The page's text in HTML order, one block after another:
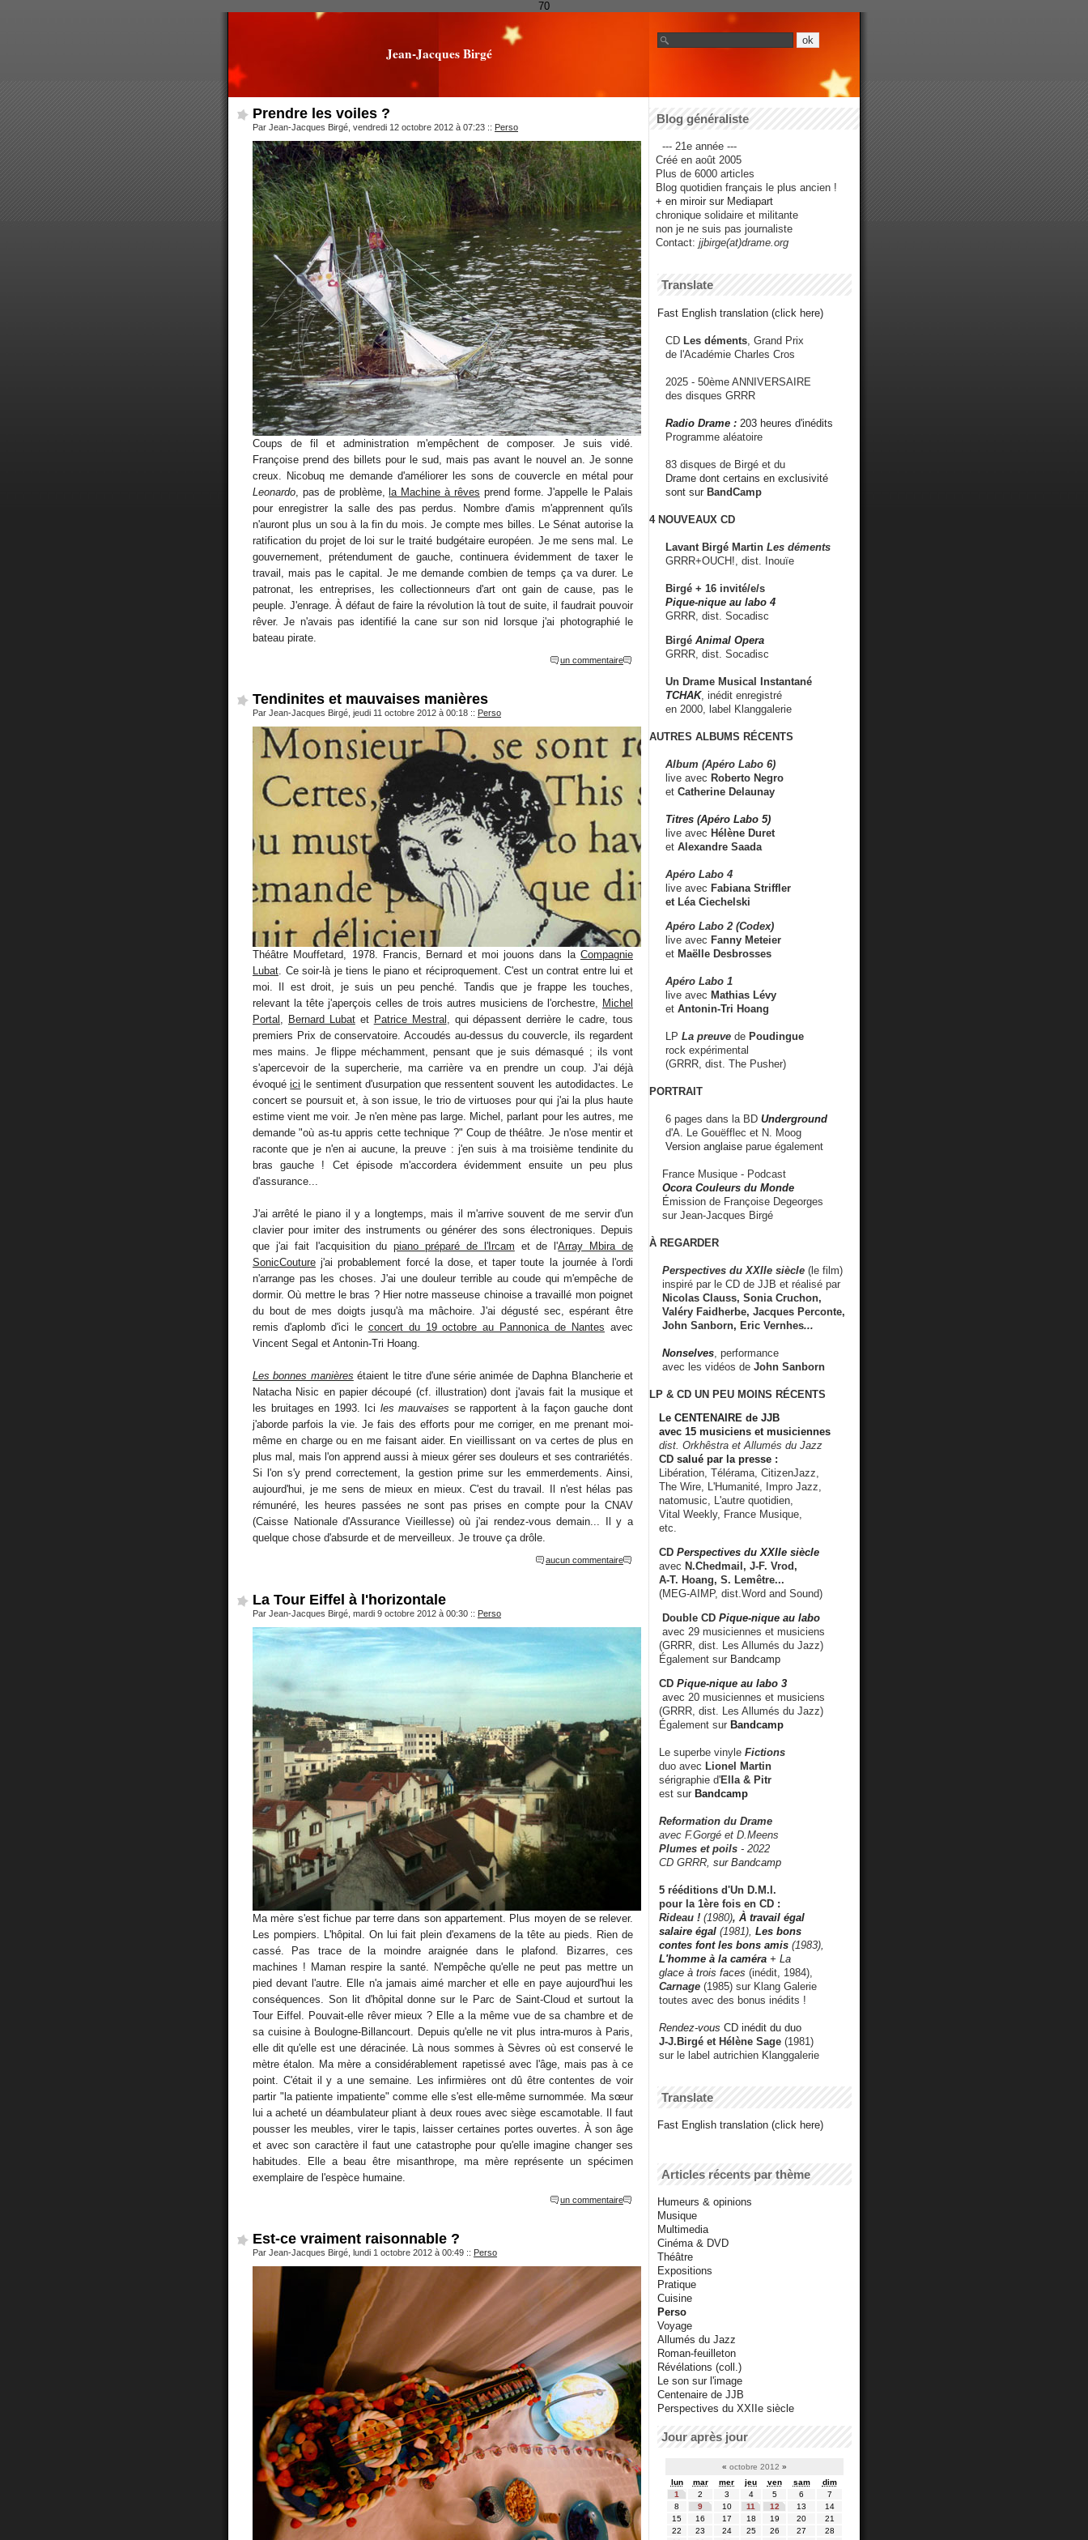
70
Jean-Jacques Birgé
Prendre les voiles ?
Par Jean-Jacques Birgé, vendredi 12 octobre 2012 à 07:23 :: Perso
Coups de fil et administration m'empêchent de composer. Je suis vidé.
Françoise prend des billets pour le sud, mais pas avant le nouvel an. Je sonne
creux. Nicobuq me demande d'améliorer les sons de couvercle en métal pour
Leonardo , pas de problème, la Machine à rêves prend forme. J'appelle le Palais
pour enregistrer la salle des pas perdus. Nombre d'amis m'apprennent qu'ils
n'auront plus un sou à la fin du mois. Je compte mes billes. Le Sénat autorise la
ratification du projet de loi sur le traité budgétaire européen. Je me sens mal. Le
gouvernement, prétendument de gauche, continuera évidemment de taxer le
travail, mais pas le capital. Je me demande combien de temps ça va durer. Le
patronat, les entreprises, les collectionneurs d'art ont gain de cause, pas le
peuple. J'enrage. À défaut de faire la révolution là tout de suite, il faudrait pouvoir
rêver. Je n'avais pas identifié la cane sur son nid lorsque j'ai photographié le
bateau pirate.
un commentaire
Tendinites et mauvaises manières
Par Jean-Jacques Birgé, jeudi 11 octobre 2012 à 00:18 :: Perso
Théâtre Mouffetard, 1978. Francis, Bernard et moi jouons dans la Compagnie
Lubat. Ce soir-là je tiens le piano et réciproquement. C'est un contrat entre lui et
moi. Il est droit, je suis un peu penché. Tandis que je frappe les touches,
relevant la tête j'aperçois celles de trois autres musiciens de l'orchestre, Michel
Portal , Bernard Lubatet Patrice Mestral , qui dépassent derrière le cadre, tous
premiers Prix de conservatoire. Accoudés au-dessus du couvercle, ils regardent
mes mains. Je flippe méchamment, pensant que je suis démasqué ; ils vont
s'apercevoir de la supercherie, ma carrière va en prendre un coup. J'ai déjà
évoquéici le sentiment d'usurpation que ressentent souvent les autodidactes. Le
concert se poursuit et, à son issue, le trio de virtuoses pour qui j'ai la plus haute
estime vient me voir. Je n'en mène pas large. Michel, parlant pour les autres, me
demande "où as-tu appris cette technique ?" Coup de théâtre. Je n'ose mentir et
raconte que je n'en ai aucune, la preuve : j'en suis à ma troisième tendinite du
bras gauche ! Cet épisode m'accordera évidemment ensuite un peu plus
d'assurance...
J'ai arrêté le piano il y a longtemps, mais il m'arrive souvent de me servir d'un
clavier pour imiter des instruments ou générer des sons électroniques. Depuis
que j'ai fait l'acquisition dupiano préparé de l'Ircam et de l'Array Mbira de
SonicCouture j'ai probablement forcé la dose, et taper toute la journée à l'ordi
n'arrange pas les choses. J'ai une douleur terrible au coude qui m'empêche de
dormir. Où mettre le bras ? Hier notre masseuse chinoise a travaillé mon poignet
du bout de mes doigts jusqu'à ma mâchoire. J'ai dégusté sec, espérant être
remis d'aplomb d'ici le concert du 19 octobre au Pannonica de Nantes avec
Vincent Segal et Antonin-Tri Hoang.
Les bonnes manières étaient le titre d'une série animée de Daphna Blancherie et
Natacha Nisic en papier découpé (cf. illustration) dont j'avais fait la musique et
les bruitages en 1993. Ici les mauvaises se rapportent à la façon gauche dont
j'aborde parfois la vie. Je fais des efforts pour me corriger, en me prenant moi-
même en charge ou en me faisant aider. En vieillissant on va certes de plus en
plus mal, mais l'on apprend aussi à mieux gérer ses douleurs et ses contrariétés.
Si l'on s'y prend correctement, la gestion prime sur les emmerdements. Ainsi,
aujourd'hui, je me sens de mieux en mieux. C'est du travail. Il n'est hélas pas
rémunéré, les heures passées ne sont pas prises en compte pour la CNAV
(Caisse Nationale d'Assurance Vieillesse) où j'ai rendez-vous demain... Il y a
quelque chose d'absurde et de merveilleux. Je trouve ça drôle.
aucun commentaire
La Tour Eiffel à l'horizontale
Par Jean-Jacques Birgé, mardi 9 octobre 2012 à 00:30 :: Perso
Ma mère s'est fichue par terre dans son appartement. Plus moyen de se relever.
Les pompiers. L'hôpital. On lui fait plein d'examens de la tête au pieds. Rien de
cassé. Pas trace de la moindre araignée dans le plafond. Bizarres, ces
machines ! Maman respire la santé. N'empêche qu'elle ne peut pas mettre un
pied devant l'autre. Elle n'a jamais aimé marcher et elle en paye aujourd'hui les
conséquences. Son lit d'hôpital donne sur le Parc de Saint-Cloud et surtout la
Tour Eiffel. Pouvait-elle rêver mieux ? Elle a la même vue de sa chambre et de
sa cuisine à Boulogne-Billancourt. Depuis qu'elle ne vit plus intra-muros à Paris,
elle dit qu'elle est une déracinée. Là nous sommes à Sèvres où est conservé le
mètre étalon. Ma mère a considérablement rapetissé avec l'âge, mais pas à ce
point. C'était il y a une semaine. Les infirmières ont dû être contentes de voir
partir "la patiente impatiente" comme elle s'est elle-même surnommée. Ma sœur
lui a acheté un déambulateur pliant à deux roues avec siège escamotable. Il faut
pousser les meubles, virer le tapis, laisser certaines portes ouvertes. À son âge
et avec son caractère il faut une catastrophe pour qu'elle imagine changer ses
habitudes. Elle a beau être misanthrope, ma mère représente un spécimen
exemplaire de l'espèce humaine.
un commentaire
Est-ce vraiment raisonnable ?
Par Jean-Jacques Birgé, lundi 1 octobre 2012 à 00:49 :: Perso
Blog généraliste
--- 21e année ---
Créé en août 2005
Plus de 6000 articles
Blog quotidien français le plus ancien !
+ en miroir sur Mediapart
chronique solidaire et militante
non je ne suis pas journaliste
Contact: jjbirge(at)drame.org
Translate
Fast English translation (click here)
CD Les déments , Grand Prix
de l'Académie Charles Cros
2025 - 50ème ANNIVERSAIRE
des disques GRRR
Radio Drame : 203 heures d'inédits
Programme aléatoire
83 disques de Birgé et du
Drame dont certains en exclusivité
sont sur BandCamp
4 NOUVEAUX CD
Lavant Birgé Martin Les déments
GRRR+OUCH!, dist. Inouïe
Birgé + 16 invité/e/s
Pique-nique au labo 4
GRRR, dist. Socadisc
Birgé Animal Opera
GRRR, dist. Socadisc
Un Drame Musical Instantané
TCHAK, inédit enregistré
en 2000, label Klanggalerie
AUTRES ALBUMS RÉCENTS
Album (Apéro Labo 6)
live avec Roberto Negro
et Catherine Delaunay
Titres (Apéro Labo 5)
live avec Hélène Duret
et Alexandre Saada
Apéro Labo 4
live avec Fabiana Striffler
et Léa Ciechelski
Apéro Labo 2 (Codex)
live avec Fanny Meteier
et Maëlle Desbrosses
Apéro Labo 1
live avec Mathias Lévy
et Antonin-Tri Hoang
LP La preuve de Poudingue
rock expérimental
(GRRR, dist. The Pusher)
PORTRAIT
6 pages dans la BD Underground
d'A. Le Gouëfflec et N. Moog
Version anglaise parue également
France Musique - Podcast
Ocora Couleurs du Monde
Émission de Françoise Degeorges
sur Jean-Jacques Birgé
À REGARDER
Perspectives du XXIIe siècle (le film)
inspiré par le CD de JJB et réalisé par
Nicolas Clauss, Sonia Cruchon,
Valéry Faidherbe, Jacques Perconte,
John Sanborn, Eric Vernhes...
Nonselves , performance
avec les vidéos de John Sanborn
LP & CD UN PEU MOINS RÉCENTS
Le CENTENAIRE de JJB
avec 15 musiciens et musiciennes
dist. Orkhêstra et Allumés du Jazz
CD salué par la presse :
Libération, Télérama, CitizenJazz,
The Wire, L'Humanité, Impro Jazz,
natomusic, L'autre quotidien,
Vital Weekly, France Musique,
etc.
CD Perspectives du XXIIe siècle
avec N.Chedmail, J-F. Vrod,
A-T. Hoang, S. Lemêtre...
(MEG-AIMP, dist.Word and Sound)
Double CD Pique-nique au labo
avec 29 musiciennes et musiciens
(GRRR, dist. Les Allumés du Jazz)
Également sur Bandcamp
CD Pique-nique au labo 3
avec 20 musiciennes et musiciens
(GRRR, dist. Les Allumés du Jazz)
Également sur Bandcamp
Le superbe vinyle Fictions
duo avec Lionel Martin
sérigraphie d'Ella & Pitr
est sur Bandcamp
Reformation du Drame
avec F.Gorgé et D.Meens
Plumes et poils - 2022
CD GRRR, sur Bandcamp
5 rééditions d'Un D.M.I.
pour la 1ère fois en CD :
Rideau ! (1980), À travail égal
salaire égal (1981), Les bons
contes font les bons amis (1983),
L'homme à la caméra + La
glace à trois faces (inédit, 1984),
Carnage (1985) sur Klang Galerie
toutes avec des bonus inédits !
Rendez-vous CD inédit du duo
J-J.Birgé et Hélène Sage (1981)
sur le label autrichien Klanggalerie
Translate
Fast English translation (click here)
Articles récents par thème
Humeurs & opinions
Musique
Multimedia
Cinéma & DVD
Théâtre
Expositions
Pratique
Cuisine
Perso
Voyage
Allumés du Jazz
Roman-feuilleton
Révélations (coll.)
Le son sur l'image
Centenaire de JJB
Perspectives du XXIIe siècle
Jour après jour
« octobre 2012 »
lun
mar mer jeu ven sam
dim
1
2 3 4 5 6
7
8
9 10 11 12 13
14
15
16 17 18 19 20
21
22
23 24 25 26 27
28